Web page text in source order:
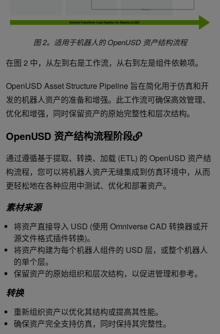
图 2。适用于机器人的 OpenUSD 资产结构流程
在图 2 中，从左到右是工作流，从右到左是组件依赖项。
OpenUSD Asset Structure Pipeline 旨在简化用于仿真和开
发的机器人资产的准备和增强。此工作流可确保高效管理、
优化和增强，同时保留资产的原始完整性和层次结构。
OpenUSD 资产结构流程阶段
通过遵循基于提取、转换、加载 (ETL) 的 OpenUSD 资产结
构流程，您可以将机器人资产无缝集成到仿真环境中，从而
更轻松地在各种应用中测试、优化和部署资产。
素材来源
将资产直接导入 USD (使用 Omniverse CAD 转换器或开
源文件格式插件转换)。
将资产构建为每个机器人组件的 USD 层，或整个机器人
的单个层。
保留资产的原始组织和层次结构，以促进管理和参考。
转换
重新组织资产以优化其结构或提高其性能。
确保资产完全支持仿真，同时保持其完整性。